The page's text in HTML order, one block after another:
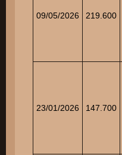
09/05/2026 219.600
23/01/2026 147.700